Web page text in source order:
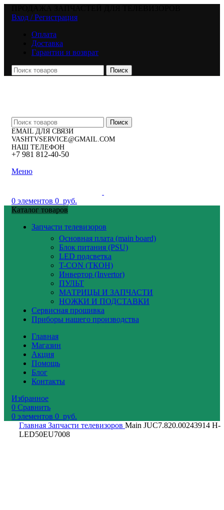
Вход / Регистрация
Оплата
Доставка
Гарантии и возврат
Поиск
Поиск
EMAIL ДЛЯ СВЯЗИ
VASHTVSERVICE@GMAIL.COM
НАШ ТЕЛЕФОН
+7 981 812-40-50
Меню
0 элементов 0 руб.
Каталог товаров
Запчасти телевизоров
Основная плата (main board)
Блок питания (PSU)
LED подсветка
T-CON (ТКОН)
Инвертор (Invertor)
ПУЛЬТ
МАТРИЦЫ И ЗАПЧАСТИ
НОЖКИ И ПОДСТАВКИ
Сервисная прошивка
Приборы нашего производства
Главная
Магазин
Акция
Помощь
Блог
Контакты
Избранное
0 Сравнить
0 элементов 0 руб.
Главная Запчасти телевизоров Main JUC7.820.00243914 H-
LED50EU7008